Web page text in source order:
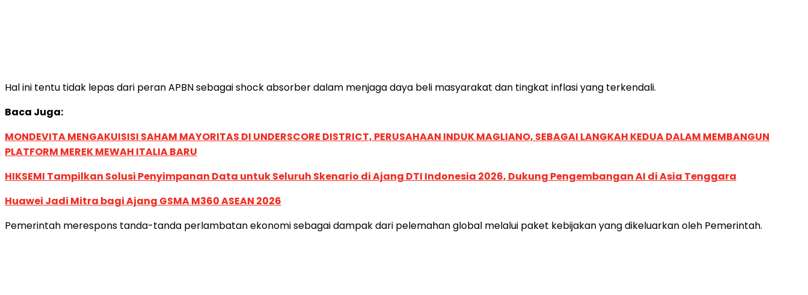
Hal ini tentu tidak lepas dari peran APBN sebagai shock absorber dalam menjaga daya beli masyarakat dan tingkat inflasi yang terkendali.
Baca Juga:
MONDEVITA MENGAKUISISI SAHAM MAYORITAS DI UNDERSCORE DISTRICT, PERUSAHAAN INDUK MAGLIANO, SEBAGAI LANGKAH KEDUA DALAM MEMBANGUN
PLATFORM MEREK MEWAH ITALIA BARU
HIKSEMI Tampilkan Solusi Penyimpanan Data untuk Seluruh Skenario di Ajang DTI Indonesia 2026, Dukung Pengembangan AI di Asia Tenggara
Huawei Jadi Mitra bagi Ajang GSMA M360 ASEAN 2026
Pemerintah merespons tanda-tanda perlambatan ekonomi sebagai dampak dari pelemahan global melalui paket kebijakan yang dikeluarkan oleh Pemerintah.